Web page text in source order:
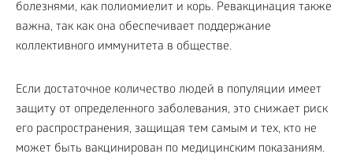
болезнями, как полиомиелит и корь. Ревакцинация также
важна, так как она обеспечивает поддержание
коллективного иммунитета в обществе.
Если достаточное количество людей в популяции имеет
защиту от определенного заболевания, это снижает риск
его распространения, защищая тем самым и тех, кто не
может быть вакцинирован по медицинским показаниям.